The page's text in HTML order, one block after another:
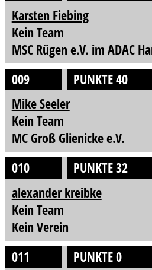
Karsten Fiebing
Kein Team
MSC Rügen e.V. im ADAC
009
PUNKTE 40
Mike Seeler
Kein Team
MC Groß Glienicke e.V.
010
PUNKTE 32
alexander kreibke
Kein Team
Kein Verein
011
PUNKTE 0